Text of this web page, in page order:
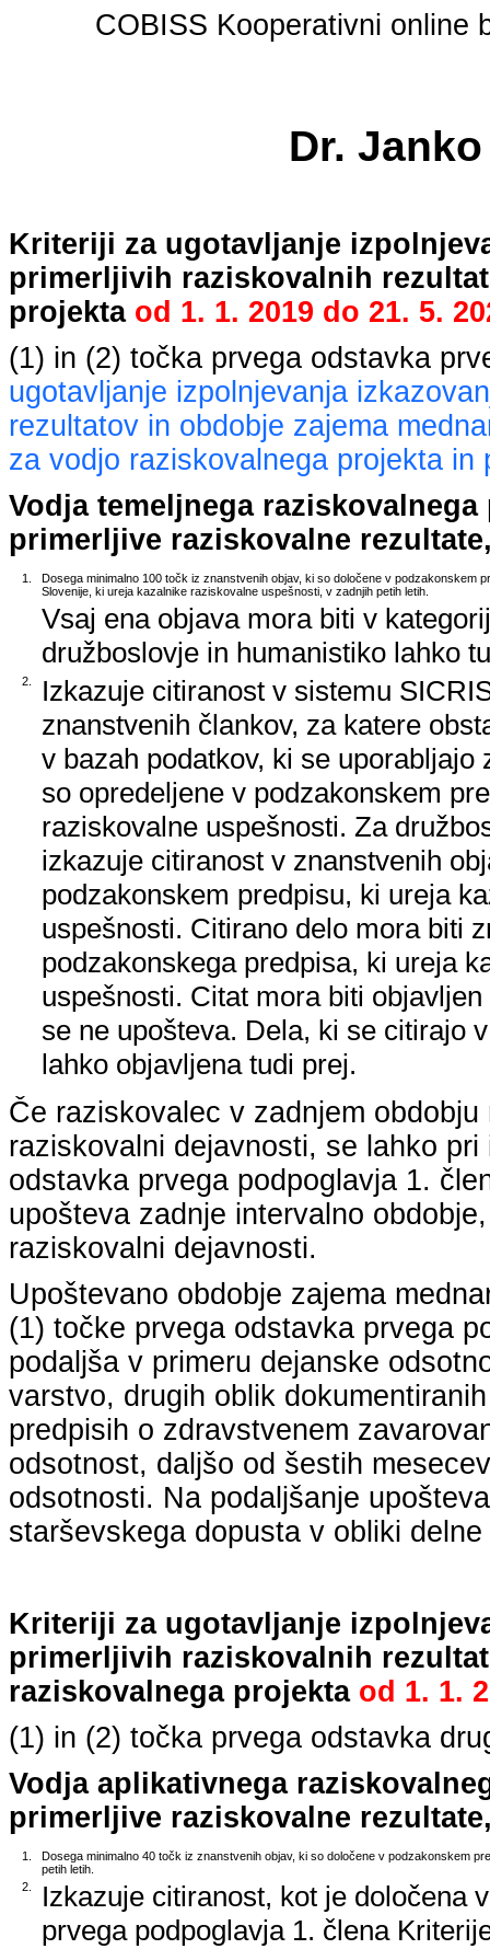
COBISS Kooperativni online
Dr.
Kriteriji za ugotavljanje
primerljivih raziskovalnih
projekta od 1. 1. 2019 do 21. 5.
(1) in (2) točka prvega odstavka
ugotavljanje izpolnjevanja
rezultatov in obdobje zajema
za vodjo raziskovalnega projekta in
Vodja temeljnega
primerljive raziskovalne
1.
Dosega minimalno 100 točk iz znanstvenih objav, ki so določene v podzakonskem
Slovenije, ki ureja kazalnike raziskovalne uspešnosti, v zadnjih petih letih.
Vsaj ena objava mora biti v
družboslovje in humanistiko lahko
2.
Izkazuje citiranost v sistemu
znanstvenih člankov, za katere
v bazah podatkov, ki se
so opredeljene v podzakonskem
raziskovalne uspešnosti. Za
izkazuje citiranost v znanstvenih
podzakonskem predpisu, ki ureja
uspešnosti. Citirano delo mora biti
podzakonskega predpisa, ki ureja
uspešnosti. Citat mora biti
se ne upošteva. Dela, ki se citirajo
lahko objavljena tudi prej.
Če raziskovalec v zadnjem
raziskovalni dejavnosti, se lahko
odstavka prvega podpoglavja 1.
upošteva zadnje intervalno
raziskovalni dejavnosti.
Upoštevano obdobje zajema
(1) točke prvega odstavka prvega
podaljša v primeru dejanske
varstvo, drugih oblik
predpisih o zdravstvenem
odsotnost, daljšo od šestih
odsotnosti. Na podaljšanje
starševskega dopusta v obliki
Kriteriji za ugotavljanje
primerljivih raziskovalnih
raziskovalnega projekta od 1. 1.
(1) in (2) točka prvega odstavka
Vodja aplikativnega
primerljive raziskovalne
1.
Dosega minimalno 40 točk iz znanstvenih objav, ki so določene v podzakonskem
petih letih.
2.
Izkazuje citiranost, kot je določena
prvega podpoglavja 1. člena